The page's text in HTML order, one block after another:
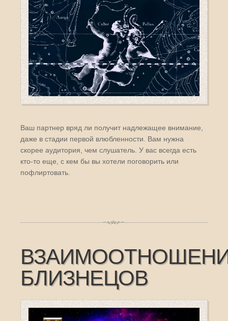
Ваш партнер вряд ли получит надлежащее внимание,
даже в стадии первой влюбленности. Вам нужна
скорее аудитория, чем слушатель. У вас всегда есть
кто-то еще, с кем бы вы хотели поговорить или
пофлиртовать.
БЛИЗНЕЦОВ